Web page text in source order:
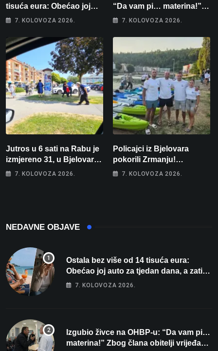
tisuća eura: Obećao joj
auto za tjedan dana, a
7. KOLOVOZA 2026.
“Da vam pi… materina!”
Zbog člana obitelji vrijeđao
7. KOLOVOZA 2026.
Jutros u 6 sati na Rabu je
izmjereno 31, u Bjelovaru
malo više od 25. Stiže nam
7. KOLOVOZA 2026.
Policajci iz Bjelovara
pokorili Zrmanju!
Magdalena i Tomislav
7. KOLOVOZA 2026.
NEDAVNE OBJAVE
Ostala bez više od 14 tisuća eura:
Obećao joj auto za tjedan dana, a zatim
izmišljao opravdanja
7. KOLOVOZA 2026.
Izgubio živce na OHBP-u: “Da vam pi…
materina!” Zbog člana obitelji vrijeđao i